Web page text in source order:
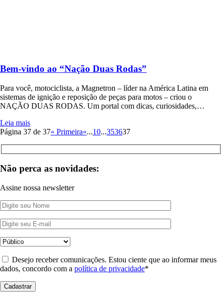
Bem-vindo ao “Nação Duas Rodas”
Para você, motociclista, a Magnetron – líder na América Latina em
sistemas de ignição e reposição de peças para motos – criou o
NAÇÃO DUAS RODAS. Um portal com dicas, curiosidades,…
Leia mais
Página 37 de 37« Primeira«...10...353637
Não perca as novidades:
Assine nossa newsletter
Desejo receber comunicações. Estou ciente que ao informar meus
dados, concordo com a política de privacidade*